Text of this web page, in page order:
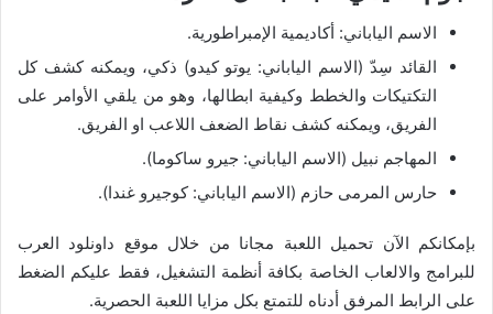
الاسم الياباني: أكاديمية الإمبراطورية.
القائد سِدّ (الاسم الياباني: يوتو كيدو) ذكي، ويمكنه كشف كل
التكتيكات والخطط وكيفية ابطالها، وهو من يلقي الأوامر على
الفريق، ويمكنه كشف نقاط الضعف اللاعب او الفريق.
المهاجم نبيل (الاسم الياباني: جيرو ساكوما).
حارس المرمى حازم (الاسم الياباني: كوجيرو غندا).
بإمكانكم الآن تحميل اللعبة مجانا من خلال موقع داونلود العرب
للبرامج والالعاب الخاصة بكافة أنظمة التشغيل، فقط عليكم الضغط
على الرابط المرفق أدناه للتمتع بكل مزايا اللعبة الحصرية.